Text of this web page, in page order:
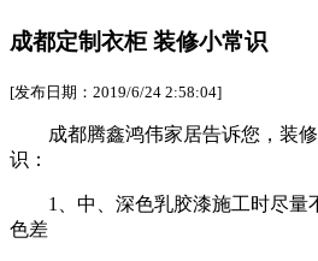
成都定制衣柜 装修小常识
[发布日期：2019/6/24 2:58:04]
成都腾鑫鸿伟家居告诉您，装
识：
1、中、深色乳胶漆施工时尽量
色差